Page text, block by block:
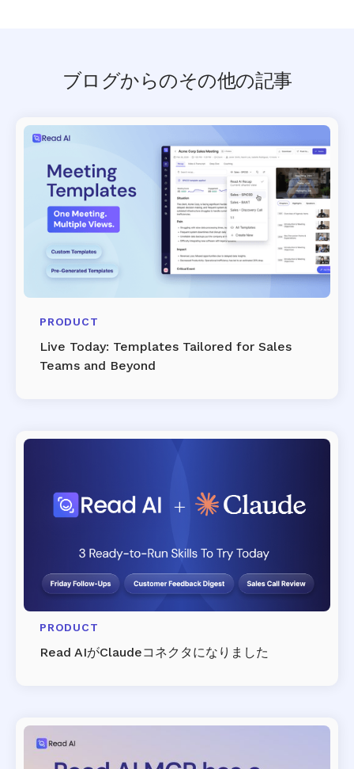
ブログからのその他の記事
PRODUCT
Live Today: Templates Tailored for Sales
Teams and Beyond
PRODUCT
Read AIがClaudeコネクタになりました